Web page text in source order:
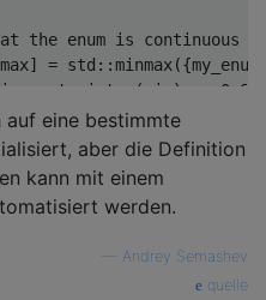
the enum is continuous
max] = std ::minmax({my_enum
int >( min ) 0
&&
pop
auf eine bestimmte
aber die Definition
kann mit einem
werden.
Andrey Semashev
quelle